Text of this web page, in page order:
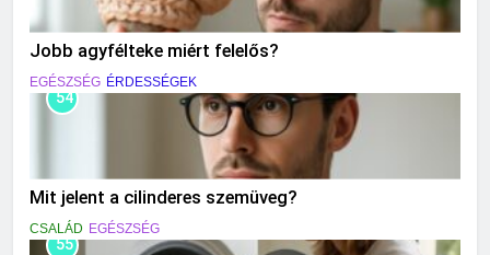
Jobb agyfélteke miért felelős?
EGÉSZSÉG ÉRDESSÉGEK
54
Mit jelent a cilinderes szemüveg?
CSALÁD EGÉSZSÉG
55